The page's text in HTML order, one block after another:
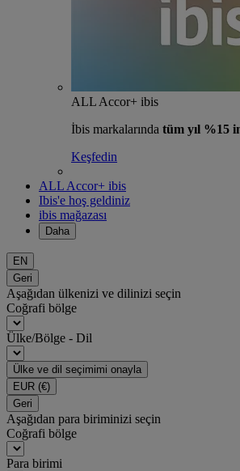
ALL Accor+ ibis
İbis markalarında tüm yıl %15
Keşfedin
ALL Accor+ ibis
Ibis'e hoş geldiniz
ibis mağazası
Daha
EN
Geri
Aşağıdan ülkenizi ve dilinizi seçin
Coğrafi bölge
Ülke/Bölge - Dil
Ülke ve dil seçimimi onayla
EUR (€)
Geri
Aşağıdan para biriminizi seçin
Coğrafi bölge
Para birimi